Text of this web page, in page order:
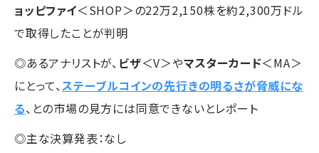
ョッピファイ＜SHOP＞の22万2,150株を約2,300万ドル
で取得したことが判明
◎あるアナリストが、 ビザ＜V＞やマスターカード＜MA＞
にとって、ステーブルコインの先行きの明るさが脅威にな
る、との市場の見方には同意できないとレポート
◎主な決算発表：なし